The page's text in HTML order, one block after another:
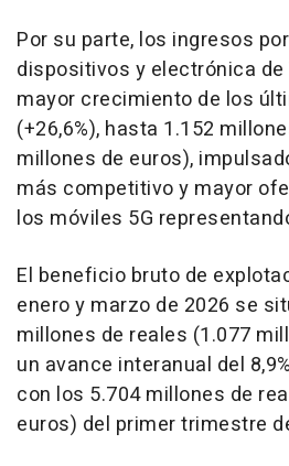
Por su parte, los ingresos
dispositivos y electrónica
mayor crecimiento de los
(+26,6%), hasta 1.152
millones de euros),
más competitivo y mayor
los móviles 5G
El beneficio bruto de
enero y marzo de 2026 se
millones de reales (1.077
un avance interanual del
con los 5.704 millones de
euros) del primer trimestre